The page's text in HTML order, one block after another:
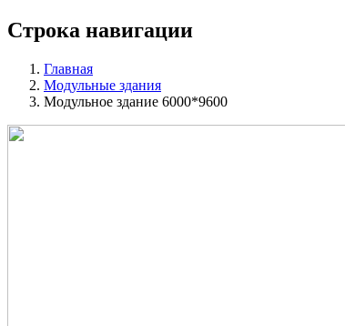
Строка навигации
Главная
Модульные здания
Модульное здание 6000*9600